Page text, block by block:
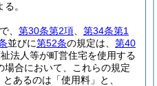
。
、 第30条第2項
第34条第1
並びに第52条の規定は、 第40
法人等が町営住宅を使用する
場合において、これらの規定
あるのは「使用料」と、